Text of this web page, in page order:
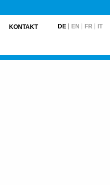
KONTAKT DE EN FR IT